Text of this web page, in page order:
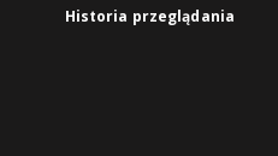
Historia przeglądania